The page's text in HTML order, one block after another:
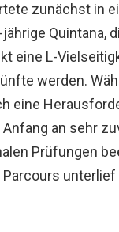
zunächst in
Quintana,
eine L-
werden.
eine
an sehr
Prüfungen